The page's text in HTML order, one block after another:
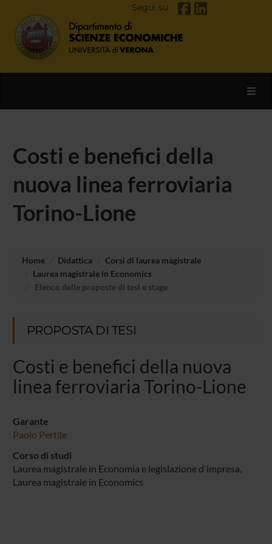
Segui su
Costi e benefici della
nuova linea ferroviaria
Torino-Lione
Home Didattica
Corsi di laurea magistrale
Laurea magistrale in Economics
Elenco delle proposte di tesi e stage
PROPOSTA DI TESI
Costi e benefici della nuova
linea ferroviaria Torino-Lione
Garante
Paolo Pertile
Corso di studi
Laurea magistrale in Economia e legislazione d'impresa,
Laurea magistrale in Economics